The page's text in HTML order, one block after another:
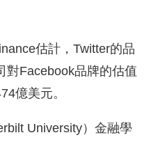
估計，Twitter的品
對Facebook品牌的估值
億美元。
University）金融學